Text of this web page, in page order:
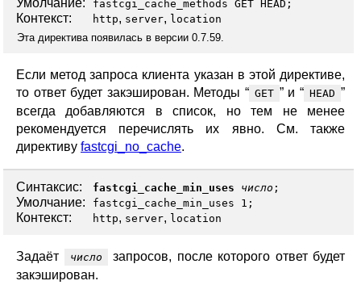
fastcgi_cache_methods GET HEAD;
Контекст: http, server, location
Эта директива появилась в версии 0.7.59.
Если метод запроса клиента указан в этой директиве,
то ответ будет закэширован. Методы “ GET ” и “ HEAD ”
всегда добавляются в список, но тем не менее
рекомендуется перечислять их явно. См. также
директиву fastcgi_no_cache.
Синтаксис: fastcgi_cache_min_uses число ;
Умолчание: fastcgi_cache_min_uses 1;
Контекст: http, server, location
Задаёт число
запросов, после которого ответ будет
закэширован.